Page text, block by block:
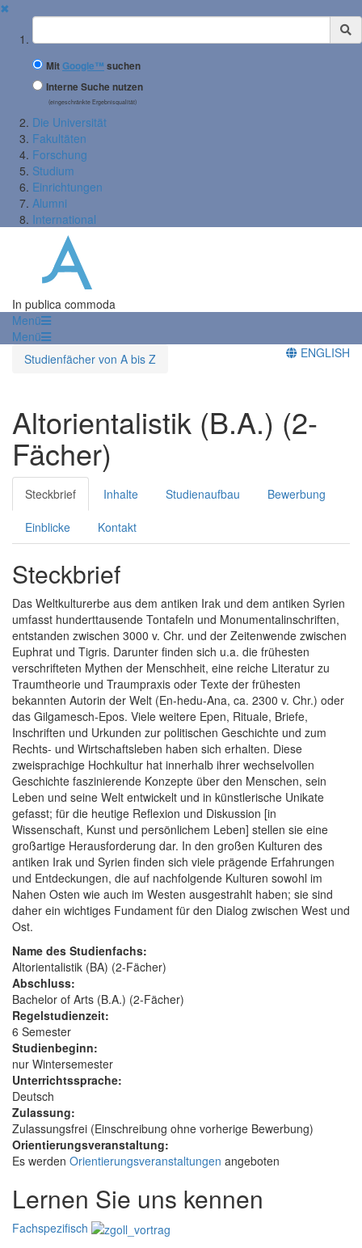
✖
Suchbegriff
MitGoogle™ suchen
Interne Suche nutzen
(eingeschränkte Ergebnisqualität)
Die Universität
Fakultäten
Forschung
Studium
Einrichtungen
Alumni
International
In publica commoda
Menü
Menü
Studienfächer von A bis Z
ENGLISH
Altorientalistik (B.A.) (2-
Fächer)
Steckbrief Inhalte Studienaufbau Bewerbung
Einblicke Kontakt
Steckbrief
Das Weltkulturerbe aus dem antiken Irak und dem antiken Syrien
umfasst hunderttausende Tontafeln und Monumentalinschriften,
entstanden zwischen 3000 v. Chr. und der Zeitenwende zwischen
Euphrat und Tigris. Darunter finden sich u.a. die frühesten
verschrifteten Mythen der Menschheit, eine reiche Literatur zu
Traumtheorie und Traumpraxis oder Texte der frühesten
bekannten Autorin der Welt (En-hedu-Ana, ca. 2300 v. Chr.) oder
das Gilgamesch-Epos. Viele weitere Epen, Rituale, Briefe,
Inschriften und Urkunden zur politischen Geschichte und zum
Rechts- und Wirtschaftsleben haben sich erhalten. Diese
zweisprachige Hochkultur hat innerhalb ihrer wechselvollen
Geschichte faszinierende Konzepte über den Menschen, sein
Leben und seine Welt entwickelt und in künstlerische Unikate
gefasst; für die heutige Reflexion und Diskussion [in
Wissenschaft, Kunst und persönlichem Leben] stellen sie eine
großartige Herausforderung dar. In den großen Kulturen des
antiken Irak und Syrien finden sich viele prägende Erfahrungen
und Entdeckungen, die auf nachfolgende Kulturen sowohl im
Nahen Osten wie auch im Westen ausgestrahlt haben; sie sind
daher ein wichtiges Fundament für den Dialog zwischen West und
Ost.
Name des Studienfachs:
Altorientalistik (BA) (2-Fächer)
Abschluss:
Bachelor of Arts (B.A.) (2-Fächer)
Regelstudienzeit:
6 Semester
Studienbeginn:
nur Wintersemester
Unterrichtssprache:
Deutsch
Zulassung:
Zulassungsfrei (Einschreibung ohne vorherige Bewerbung)
Orientierungsveranstaltung:
Es werden Orientierungsveranstaltungen angeboten
Lernen Sie uns kennen
Fachspezifisch